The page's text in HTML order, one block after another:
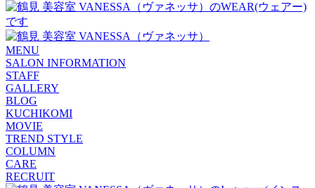
MENU
SALON INFORMATION
STAFF
GALLERY
BLOG
KUCHIKOMI
MOVIE
TREND STYLE
COLUMN
CARE
RECRUIT